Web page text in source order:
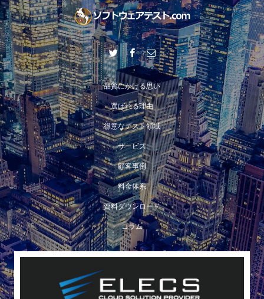
品質にかける思い
選ばれる理由
得意なテスト領域
サービス
顧客事例
料金体系
資料ダウンロード
コラム